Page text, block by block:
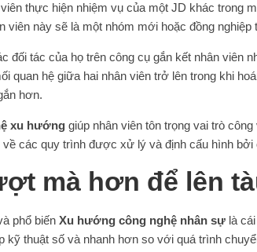
thực hiện nhiệm vụ của một JD khác trong
viên này sẽ là một nhóm mới hoặc đồng
đối tác của họ trên công cụ gắn kết nhân viên
quan hệ giữa hai nhân viên trở lên trong khi
hơn.
xu hướng giúp nhân viên tôn trọng vai trò
các quy trình được xử lý và định cấu hình bởi
mà hơn để lên
phổ biến Xu hướng công nghệ nhân sự là
kỹ thuật số và nhanh hơn so với quá trình